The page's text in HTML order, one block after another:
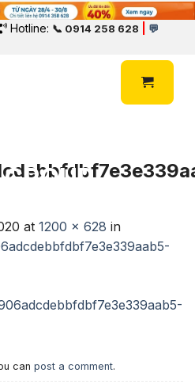
Hotline: 📞 0914 258 628
💬
at 1200 × 628 in
can post a comment.